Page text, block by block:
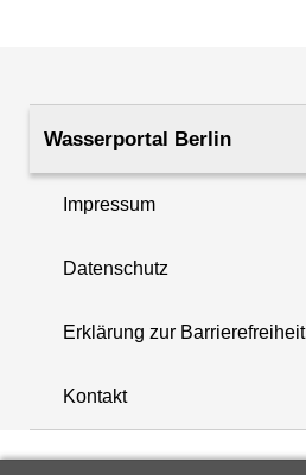
+
−
Wasserportal Berlin
Impressum
Datenschutz
Erklärung zur Barrierefreiheit
Kontakt